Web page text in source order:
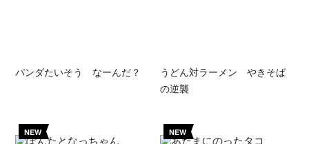
パンダたいそう なーんだ？
うどん対ラーメン やきそば
の逆襲
NEW NEW